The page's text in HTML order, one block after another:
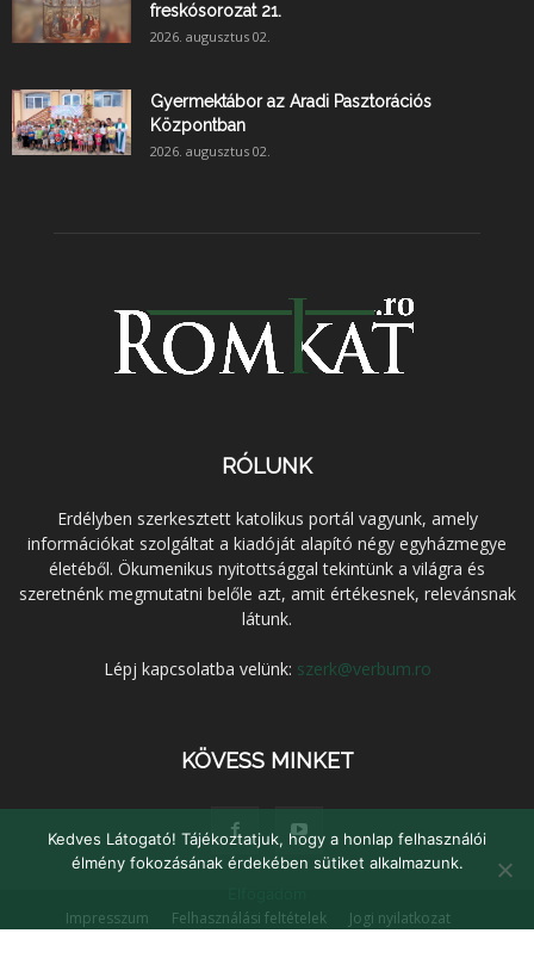
freskósorozat 21.
2026. augusztus 02.
Gyermektábor az Aradi Pasztorációs
Központban
2026. augusztus 02.
RÓLUNK
Erdélyben szerkesztett katolikus portál vagyunk, amely
információkat szolgáltat a kiadóját alapító négy egyházmegye
életéből. Ökumenikus nyitottsággal tekintünk a világra és
szeretnénk megmutatni belőle azt, amit értékesnek, relevánsnak
látunk.
Lépj kapcsolatba velünk: szerk@verbum.ro
KÖVESS MINKET
Impresszum Felhasználási feltételek
Jogi nyilatkozat
Kedves Látogató! Tájékoztatjuk, hogy a honlap felhasználói
élmény fokozásának érdekében sütiket alkalmazunk.